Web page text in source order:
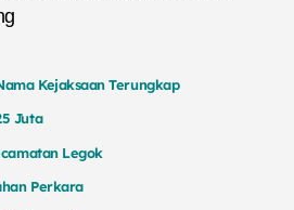
Kejaksaan Terungkap
Juta
Legok
Perkara